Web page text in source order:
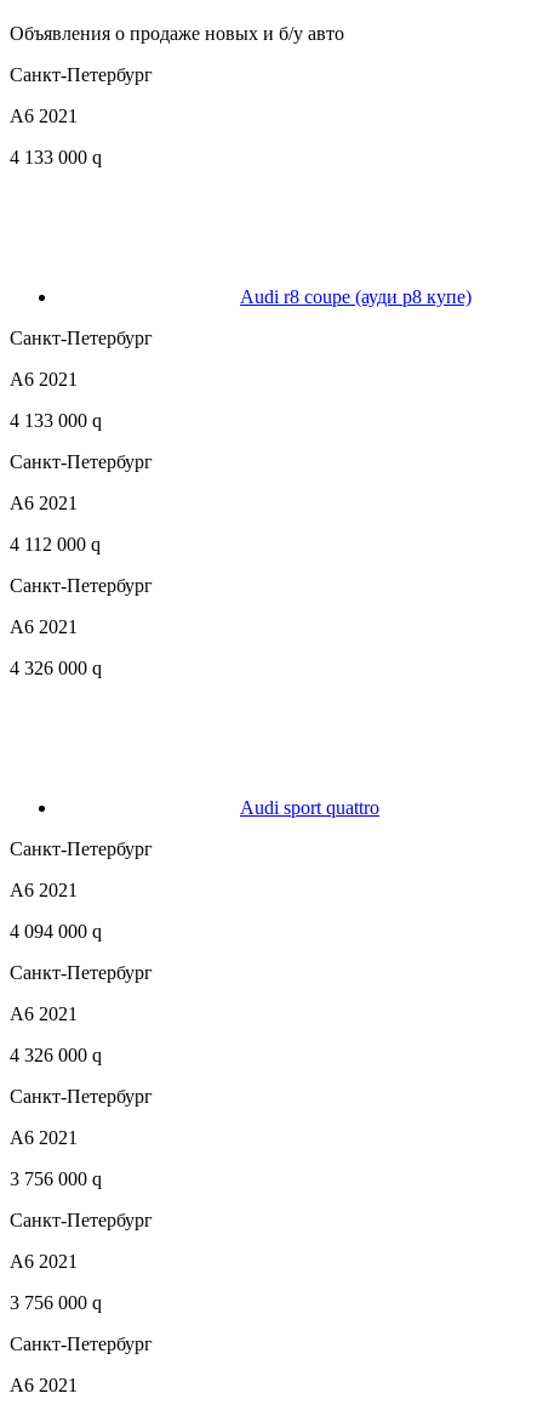
Объявления о продаже новых и б/у авто
Санкт-Петербург
A6 2021
4 133 000 q
Audi r8 coupe (ауди р8 купе)
Санкт-Петербург
A6 2021
4 133 000 q
Санкт-Петербург
A6 2021
4 112 000 q
Санкт-Петербург
A6 2021
4 326 000 q
Audi sport quattro
Санкт-Петербург
A6 2021
4 094 000 q
Санкт-Петербург
A6 2021
4 326 000 q
Санкт-Петербург
A6 2021
3 756 000 q
Санкт-Петербург
A6 2021
3 756 000 q
Санкт-Петербург
A6 2021